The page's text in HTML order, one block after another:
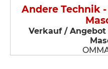
Andere Technik
Verkauf /